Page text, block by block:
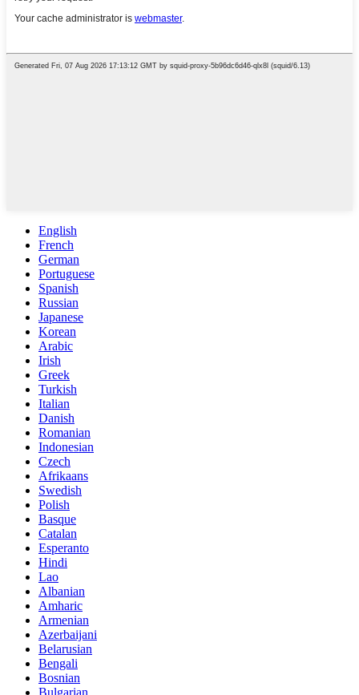
English
French
German
Portuguese
Spanish
Russian
Japanese
Korean
Arabic
Irish
Greek
Turkish
Italian
Danish
Romanian
Indonesian
Czech
Afrikaans
Swedish
Polish
Basque
Catalan
Esperanto
Hindi
Lao
Albanian
Amharic
Armenian
Azerbaijani
Belarusian
Bengali
Bosnian